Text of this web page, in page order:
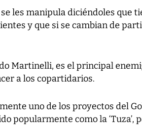
les manipula diciéndoles que
y que si se cambian de
Martinelli, es el principal
a los copartidarios.
uno de los proyectos del
popularmente como la ‘Tuza’,